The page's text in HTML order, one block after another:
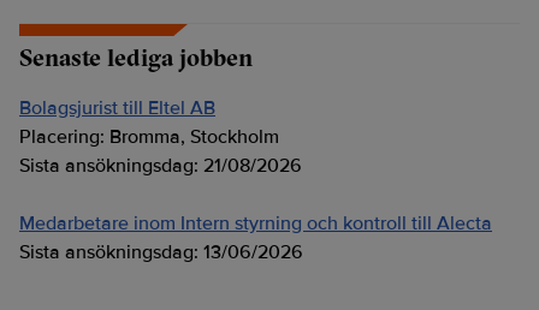
Senaste lediga jobben
Bolagsjurist till Eltel AB
Placering: Bromma, Stockholm
Sista ansökningsdag: 21/08/2026
Medarbetare inom Intern styrning och kontroll till Alecta
Sista ansökningsdag: 13/06/2026